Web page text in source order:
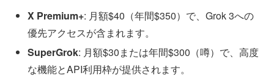
X Premium+: 月額$40（年間$350）で、Grok 3への
優先アクセスが含まれます。
SuperGrok: 月額$30または年間$300（噂）で、高度
な機能とAPI利用枠が提供されます。